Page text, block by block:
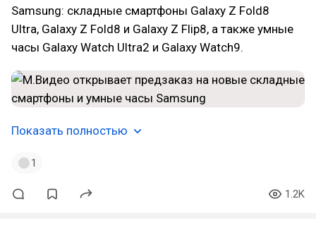
Samsung: складные смартфоны Galaxy Z Fold8
Ultra, Galaxy Z Fold8 и Galaxy Z Flip8, а также умные
часы Galaxy Watch Ultra2 и Galaxy Watch9.
Показать полностью
1
1.2K